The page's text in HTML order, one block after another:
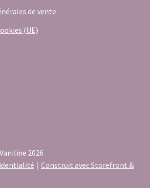
de vente
(UE)
2026
Construit avec Storefront &